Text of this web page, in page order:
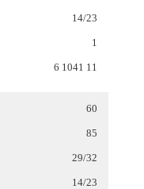
14/23
1
6 1041 11
60
85
29/32
14/23